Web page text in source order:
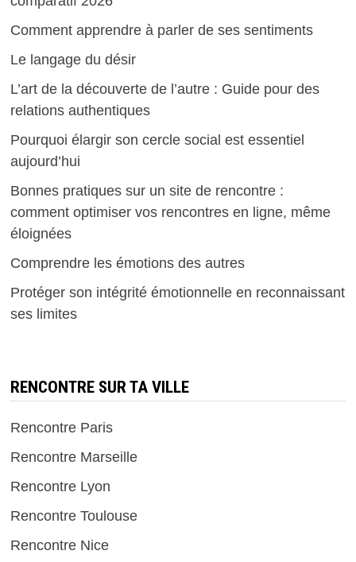
Comment apprendre à parler de ses sentiments
Le langage du désir
L’art de la découverte de l’autre : Guide pour des
relations authentiques
Pourquoi élargir son cercle social est essentiel
aujourd’hui
Bonnes pratiques sur un site de rencontre :
comment optimiser vos rencontres en ligne, même
éloignées
Comprendre les émotions des autres
Protéger son intégrité émotionnelle en reconnaissant
ses limites
RENCONTRE SUR TA VILLE
Rencontre Paris
Rencontre Marseille
Rencontre Lyon
Rencontre Toulouse
Rencontre Nice